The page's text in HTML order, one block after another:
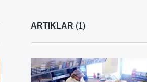
ARTIKLAR (1)